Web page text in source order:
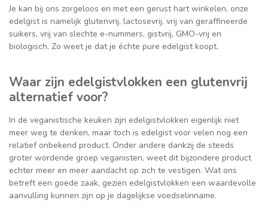
Je kan bij ons zorgeloos en met een gerust hart winkelen, onze
edelgist is namelijk glutenvrij, lactosevrij, vrij van geraffineerde
suikers, vrij van slechte e-nummers, gistvrij, GMO-vrij en
biologisch. Zo weet je dat je échte pure edelgist koopt.
Waar zijn edelgistvlokken een glutenvrij
alternatief voor?
In de veganistische keuken zijn edelgistvlokken eigenlijk niet
meer weg te denken, maar toch is edelgist voor velen nog een
relatief onbekend product. Onder andere dankzij de steeds
groter wordende groep veganisten, weet dit bijzondere product
echter meer en meer aandacht op zich te vestigen. Wat ons
betreft een goede zaak, gezien edelgistvlokken een waardevolle
aanvulling kunnen zijn op je dagelijkse voedselinname.